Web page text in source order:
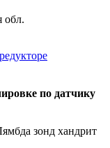
обл.
по датчику
зонд хандрит